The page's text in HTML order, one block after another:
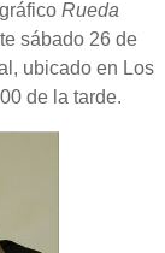
Rueda
sábado 26 de
ubicado en Los
de la tarde.